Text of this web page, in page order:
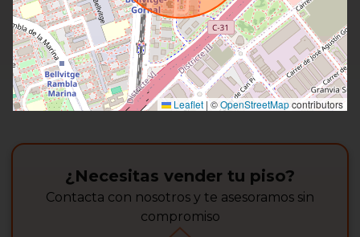
Leaflet |©OpenStreetMapcontributors
¿Necesitas vender tu piso?
Contacta con nosotros y te asesoramos sin
compromiso